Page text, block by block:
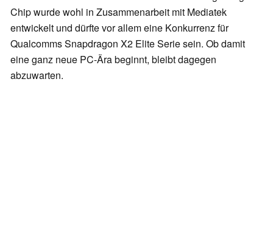
Chip wurde wohl in Zusammenarbeit mit Mediatek
entwickelt und dürfte vor allem eine Konkurrenz für
Qualcomms Snapdragon X2 Elite Serie sein. Ob damit
eine ganz neue PC-Ära beginnt, bleibt dagegen
abzuwarten.